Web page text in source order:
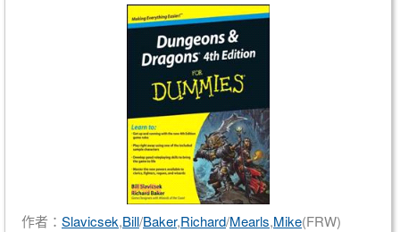
作者： Slavicsek,Bill/Baker,Richard/Mearls,Mike(FRW)